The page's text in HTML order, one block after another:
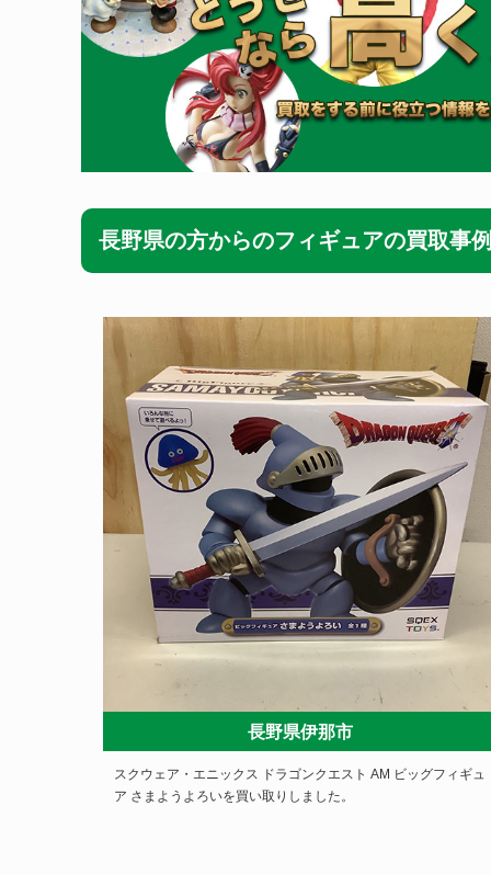
長野県の方からのフィギュアの買取事
長野県伊那市
スクウェア・エニックス ドラゴンクエスト AM ビッグフィギュ
ア さまようよろいを買い取りしました。